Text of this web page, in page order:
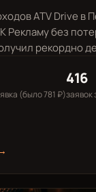
ATV Drive в
Рекламу без
рекордно
(было 781 ₽)
416
заявок